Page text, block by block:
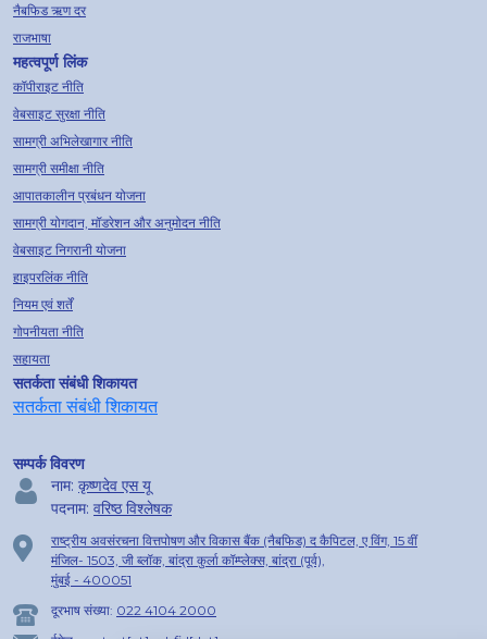
नैबफिड ऋण दर
राजभाषा
महत्वपूर्ण लिंक
कॉपीराइट नीति
वेबसाइट सुरक्षा नीति
सामग्री अभिलेखागार नीति
सामग्री समीक्षा नीति
आपातकालीन प्रबंधन योजना
सामग्री योगदान, मॉडरेशन और अनुमोदन नीति
वेबसाइट निगरानी योजना
हाइपरलिंक नीति
नियम एवं शर्तें
गोपनीयता नीति
सहायता
सतर्कता संबंधी शिकायत
सतर्कता संबंधी शिकायत
सम्पर्क विवरण
नाम: कृष्णदेव एस यू
पदनाम: वरिष्ठ विश्लेषक
राष्ट्रीय अवसंरचना वित्तपोषण और विकास बैंक (नैबफिड) द कैपिटल, ए विंग, 15 वीं
मंजिल- 1503, जी ब्लॉक, बांद्रा कुर्ला कॉम्प्लेक्स, बांद्रा (पूर्व),
मुंबई - 400051
दूरभाष संख्या: 022 4104 2000